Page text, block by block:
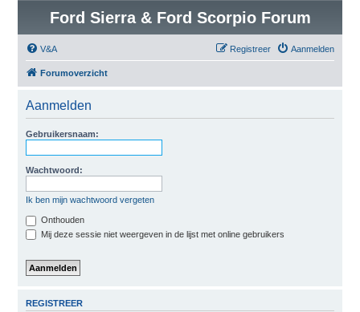
Ford Sierra & Ford Scorpio Forum
V&A Aanmelden
Registreer
Forumoverzicht
Aanmelden
Gebruikersnaam:
Wachtwoord:
Ik ben mijn wachtwoord vergeten
Onthouden
Mij deze sessie niet weergeven in de lijst met online gebruikers
REGISTREER